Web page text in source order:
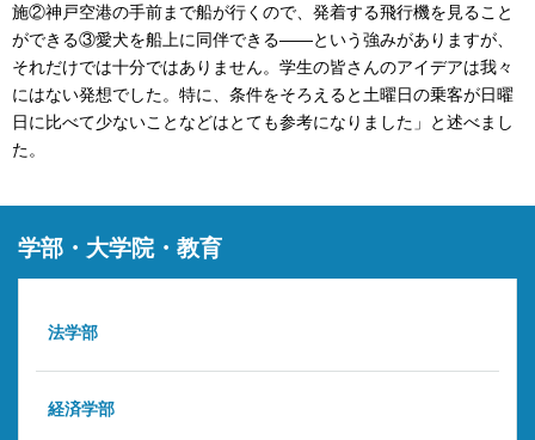
施②神戸空港の手前まで船が行くので、発着する飛行機を見ること
ができる③愛犬を船上に同伴できる――という強みがありますが、
それだけでは十分ではありません。学生の皆さんのアイデアは我々
にはない発想でした。特に、条件をそろえると土曜日の乗客が日曜
日に比べて少ないことなどはとても参考になりました」と述べまし
た。
学部・大学院・教育
法学部
経済学部